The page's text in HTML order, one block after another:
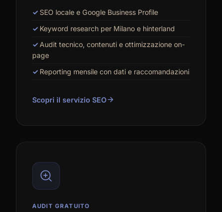
SEO locale e Google Business Profile
Keyword research per Milano e hinterland
Audit tecnico, contenuti e ottimizzazione on-
page
Reporting mensile con dati e raccomandazioni
Scopri il servizio SEO
AUDIT GRATUITO